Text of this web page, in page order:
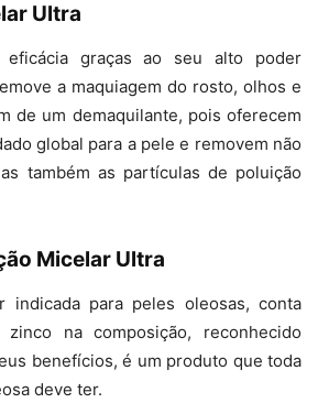
Ultra
eficácia graças ao seu alto poder
a maquiagem do rosto, olhos e
de um demaquilante, pois oferecem
global para a pele e removem não
também as partículas de poluição
Micelar Ultra
indicada para peles oleosas, conta
na composição, reconhecido
benefícios, é um produto que toda
deve ter.